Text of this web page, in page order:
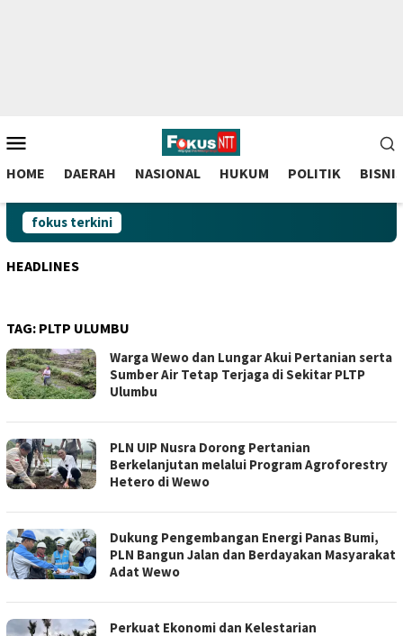
to
contentMobile
HOME DAERAH NASIONAL HUKUM POLITIK BISNIS
fokus terkini
HEADLINES
TAG: PLTP ULUMBU
Warga Wewo dan Lungar Akui Pertanian serta
Sumber Air Tetap Terjaga di Sekitar PLTP
Ulumbu
PLN UIP Nusra Dorong Pertanian
Berkelanjutan melalui Program Agroforestry
Hetero di Wewo
Dukung Pengembangan Energi Panas Bumi,
PLN Bangun Jalan dan Berdayakan Masyarakat
Adat Wewo
Perkuat Ekonomi dan Kelestarian